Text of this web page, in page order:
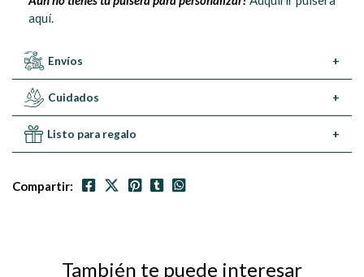
aquí.
Envíos +
Cuidados +
Listo para regalo +
Compartir:
También te puede interesar